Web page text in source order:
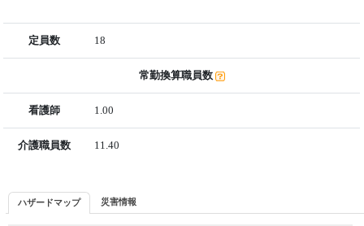
定員数 18
常勤換算職員数
看護師 1.00
介護職員数 11.40
ハザードマップ 災害情報